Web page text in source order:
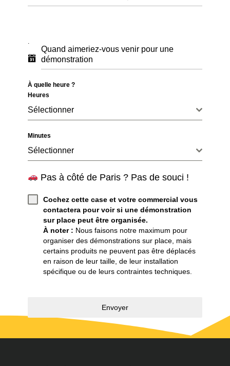
Quand aimeriez-vous venir pour une
démonstration
À quelle heure ?
Heures
Sélectionner
Minutes
Sélectionner
Pas à côté de Paris ? Pas de souci !
Cochez cette case et votre commercial vous
contactera pour voir si une démonstration
sur place peut être organisée.
À noter : Nous faisons notre maximum pour
organiser des démonstrations sur place, mais
certains produits ne peuvent pas être déplacés
en raison de leur taille, de leur installation
spécifique ou de leurs contraintes techniques.
Envoyer